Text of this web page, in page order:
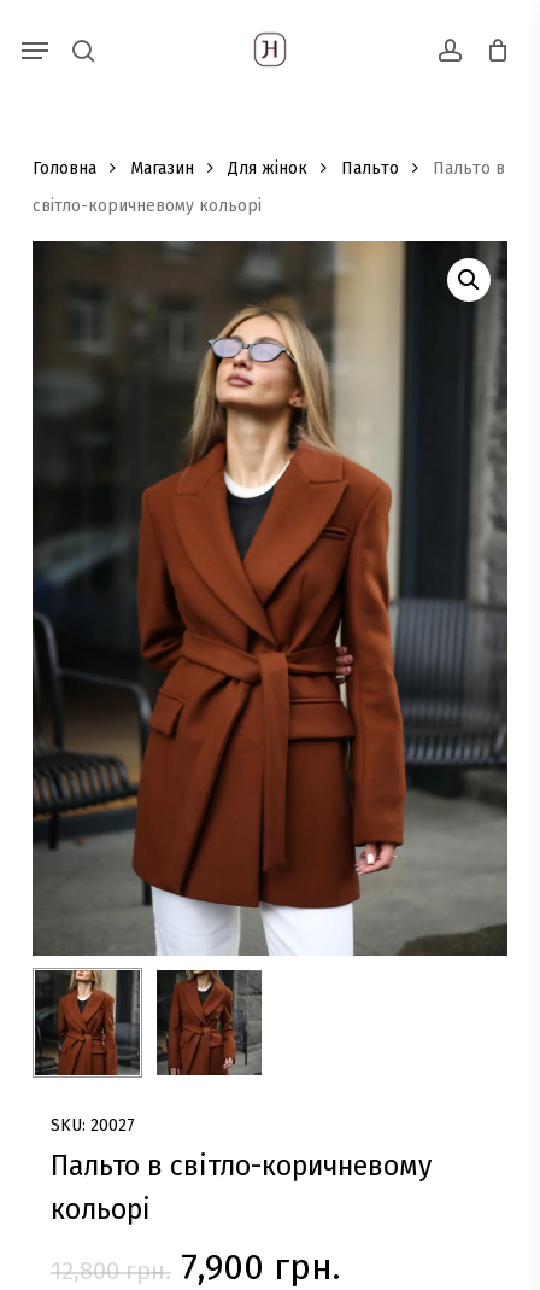
Пошук
товарів
account
Menu
Головна Магазин Для жінок Пальто
Пальто в
світло-коричневому кольорі
SKU: 20027
Пальто в світло-коричневому
кольорі
12,800грн. Оригінальна
7,900 грн.